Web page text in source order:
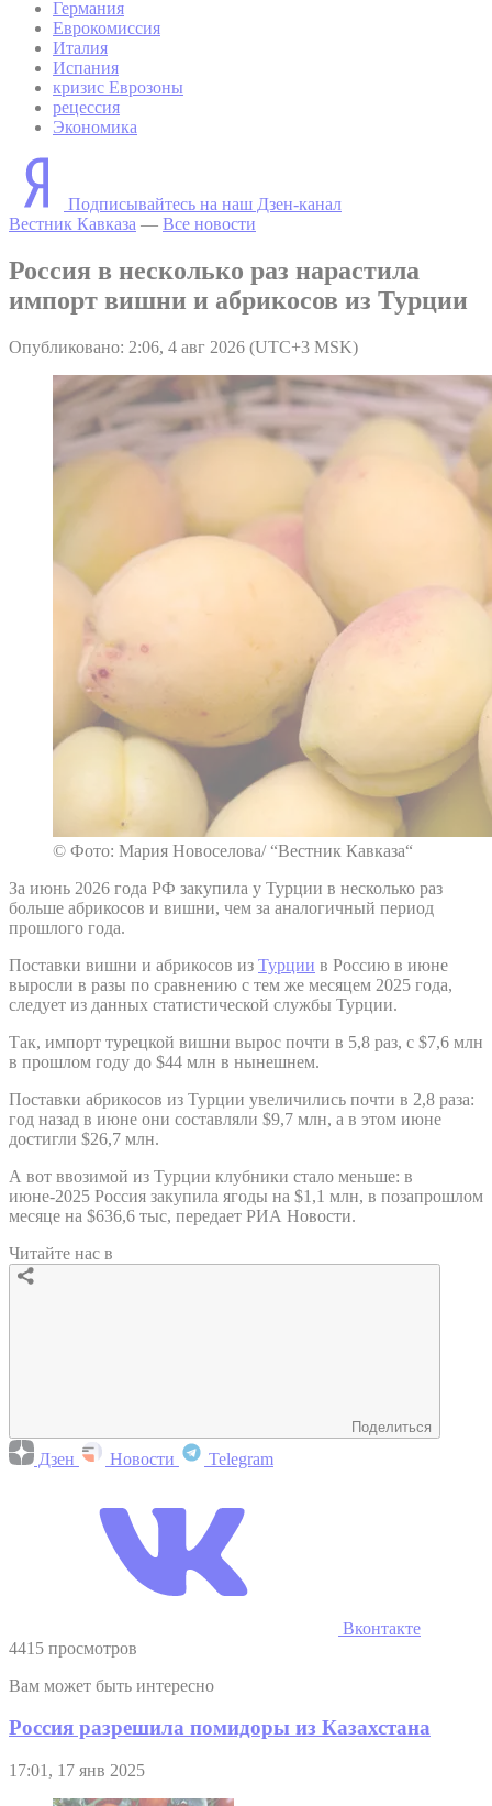
Германия
Еврокомиссия
Италия
Испания
кризис Еврозоны
рецессия
Экономика
Подписывайтесь на наш Дзен-канал
Вестник Кавказа — Все новости
Россия в несколько раз нарастила
импорт вишни и абрикосов из Турции
Опубликовано: 2:06, 4 авг 2026 (UTC+3 MSK)
© Фото: Мария Новоселова/ “Вестник Кавказа“
За июнь 2026 года РФ закупила у Турции в несколько раз
больше абрикосов и вишни, чем за аналогичный период
прошлого года.
Поставки вишни и абрикосов из Турции в Россию в июне
выросли в разы по сравнению с тем же месяцем 2025 года,
следует из данных статистической службы Турции.
Так, импорт турецкой вишни вырос почти в 5,8 раз, с $7,6 млн
в прошлом году до $44 млн в нынешнем.
Поставки абрикосов из Турции увеличились почти в 2,8 раза:
год назад в июне они составляли $9,7 млн, а в этом июне
достигли $26,7 млн.
А вот ввозимой из Турции клубники стало меньше: в
июне-2025 Россия закупила ягоды на $1,1 млн, в позапрошлом
месяце на $636,6 тыс, передает РИА Новости.
Читайте нас в
Поделиться
Дзен Новости Telegram
Вконтакте
4415 просмотров
Вам может быть интересно
Россия разрешила помидоры из Казахстана
17:01, 17 янв 2025